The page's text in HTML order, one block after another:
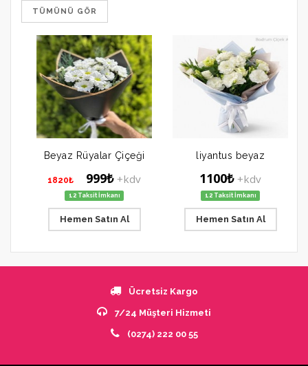
TÜMÜNÜ GÖR
Beyaz Rüyalar Çiçeği
1820₺ 999₺ +kdv
12 Taksit İmkanı
Hemen Satın Al
liyantus beyaz
1100₺ +kdv
12 Taksit İmkanı
Hemen Satın Al
Ücretsiz Kargo
7/24 Müşteri Hizmeti
(0274) 222 00 55